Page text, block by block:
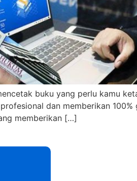
buku yang perlu kamu
dan memberikan 100%
memberikan […]